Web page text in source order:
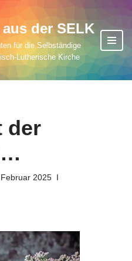
der SELK
für die Selbständige
Lutherische Kirche
der
2025